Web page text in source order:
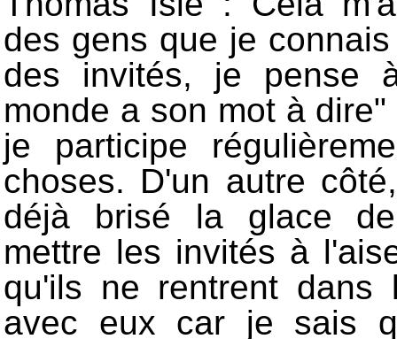
des gens que je
des invités, je pense
monde a son mot à
je participe
choses. D'un autre
déjà brisé la glace
mettre les invités à
qu'ils ne rentrent
avec eux car je sais